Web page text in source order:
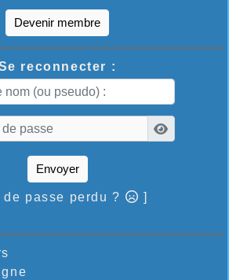
Devenir membre
reconnecter :
Envoyer
de passe perdu ? ]